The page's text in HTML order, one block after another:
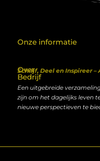
Over
Bedrijf
Schrijf, Deel en Inspireer
Een uitgebreide
zijn om het dagelijks leven
nieuwe perspectieven te
Onze informatie